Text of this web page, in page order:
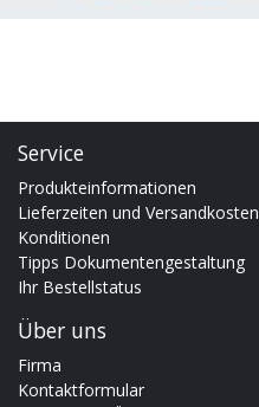
Service
Produkteinformationen
Lieferzeiten und Versandkosten
Konditionen
Tipps Dokumentengestaltung
Ihr Bestellstatus
Über uns
Firma
Kontaktformular